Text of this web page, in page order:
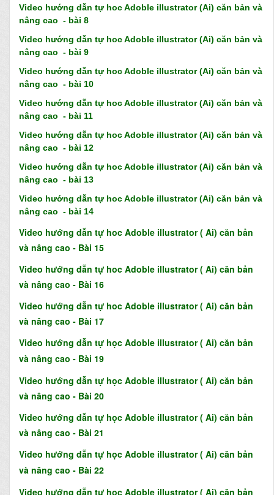
Video hướng dẫn tự hoc Adoble illustrator (Ai) căn bản và
nâng cao - bài 8
Video hướng dẫn tự hoc Adoble illustrator (Ai) căn bản và
nâng cao - bài 9
Video hướng dẫn tự hoc Adoble illustrator (Ai) căn bản và
nâng cao - bài 10
Video hướng dẫn tự hoc Adoble illustrator (Ai) căn bản và
nâng cao - bài 11
Video hướng dẫn tự hoc Adoble illustrator (Ai) căn bản và
nâng cao - bài 12
Video hướng dẫn tự hoc Adoble illustrator (Ai) căn bản và
nâng cao - bài 13
Video hướng dẫn tự hoc Adoble illustrator (Ai) căn bản và
nâng cao - bài 14
Video hướng dẫn tự hoc Adoble illustrator ( Ai) căn bản
và nâng cao - Bài 15
Video hướng dẫn tự hoc Adoble illustrator ( Ai) căn bản
và nâng cao - Bài 16
Video hướng dẫn tự hoc Adoble illustrator ( Ai) căn bản
và nâng cao - Bài 17
Video hướng dẫn tự học Adoble illustrator ( Ai) căn bản
và nâng cao - Bài 19
Video hướng dẫn tự học Adoble illustrator ( Ai) căn bản
và nâng cao - Bài 20
Video hướng dẫn tự học Adoble illustrator ( Ai) căn bản
và nâng cao - Bài 21
Video hướng dẫn tự học Adoble illustrator ( Ai) căn bản
và nâng cao - Bài 22
Video hướng dẫn tự học Adoble illustrator ( Ai) căn bản